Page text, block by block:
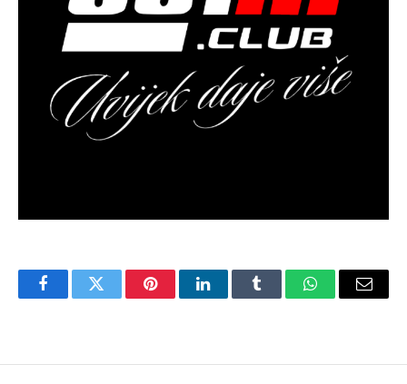
FacebookTwitter PinterestLinkedInTumblr WhatsAppEmail